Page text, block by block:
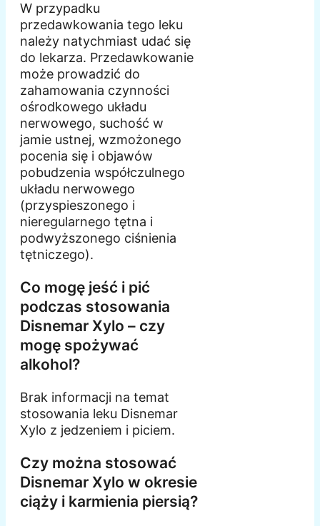
W przypadku
przedawkowania tego leku
należy natychmiast udać się
do lekarza. Przedawkowanie
może prowadzić do
zahamowania czynności
ośrodkowego układu
nerwowego, suchość w
jamie ustnej, wzmożonego
pocenia się i objawów
pobudzenia współczulnego
układu nerwowego
(przyspieszonego i
nieregularnego tętna i
podwyższonego ciśnienia
tętniczego).
Co mogę jeść i pić
podczas stosowania
Disnemar Xylo – czy
mogę spożywać
alkohol?
Brak informacji na temat
stosowania leku Disnemar
Xylo z jedzeniem i piciem.
Czy można stosować
Disnemar Xylo w okresie
ciąży i karmienia piersią?